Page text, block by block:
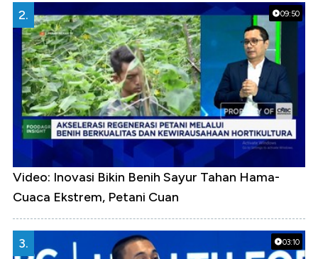
09:50
2.
Video: Inovasi Bikin Benih Sayur Tahan Hama-
Cuaca Ekstrem, Petani Cuan
03:10
3.